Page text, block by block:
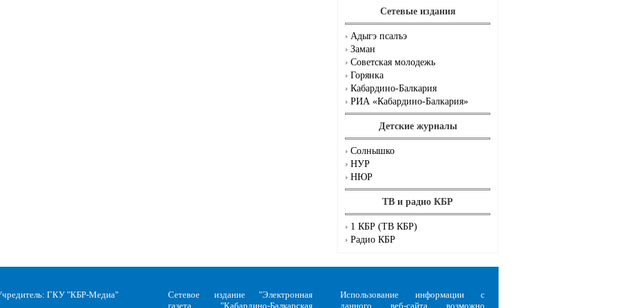
Сетевые издания
Адыгэ псалъэ
Заман
Советская молодежь
Горянка
Кабардино-Балкария
РИА «Кабардино-Балкария»
Детские журналы
Солнышко
НУР
НЮР
ТВ и радио КБР
1 КБР (ТВ КБР)
Радио КБР
ГКУ "КБР-Медиа"
Сетевое издание "Электронная
газета "Кабардино-Балкарская
Использование информации с
данного веб-сайта возможно